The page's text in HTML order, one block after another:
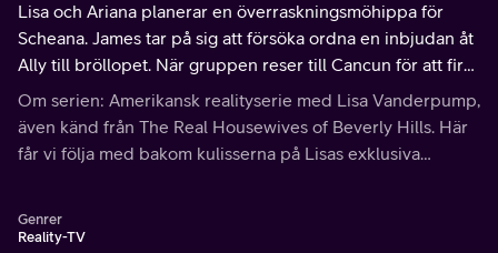
Lisa och Ariana planerar en överraskningsmöhippa för
Scheana. James tar på sig att försöka ordna en inbjudan åt
Ally till bröllopet. När gruppen reser till Cancun för att fira
Brock och Scheana, upplever Katie utanförskap.
Om serien: Amerikansk realityserie med Lisa Vanderpump,
även känd från The Real Housewives of Beverly Hills. Här
får vi följa med bakom kulisserna på Lisas exklusiva
Genrer
Reality-TV